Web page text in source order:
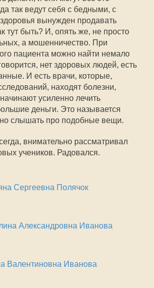
так ведут себя с бедными, с
вынужден продавать
тут быть? И, опять же, не просто
а мошенничество. При
пациента можно найти немало
нет здоровых людей, есть
И есть врачи, которые,
находят болезни,
усиленно лечить
деньги. Это называется
слышать про подобные вещи.
внимательно рассматривал
учеников. Радовался.
Сергеевна Полячок
Александровна Иванова
Валентиновна Иванова